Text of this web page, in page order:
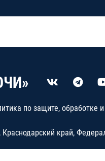
по защите, обработке
край,